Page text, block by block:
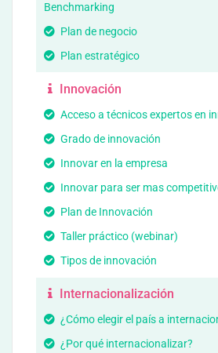
Benchmarking
Plan de negocio
Plan estratégico
Innovación
Acceso a técnicos expertos en
Grado de innovación
Innovar en la empresa
Innovar para ser mas
Plan de Innovación
Taller práctico (webinar)
Tipos de innovación
Internacionalización
¿Cómo elegir el país a
¿Por qué internacionalizar?